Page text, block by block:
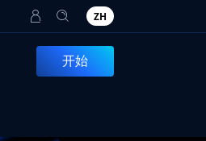
ZH
开始